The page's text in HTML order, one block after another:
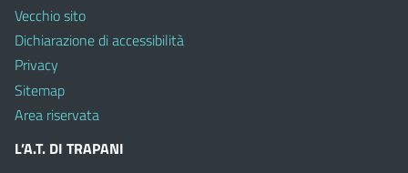
Vecchio sito
Dichiarazione di accessibilità
Privacy
Sitemap
Area riservata
L’A.T. DI TRAPANI